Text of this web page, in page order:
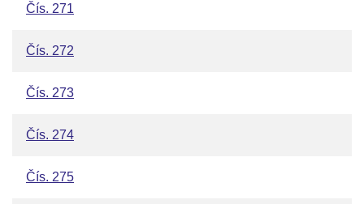
Čís. 271
Čís. 272
Čís. 273
Čís. 274
Čís. 275